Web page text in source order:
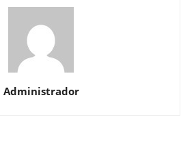
Administrador